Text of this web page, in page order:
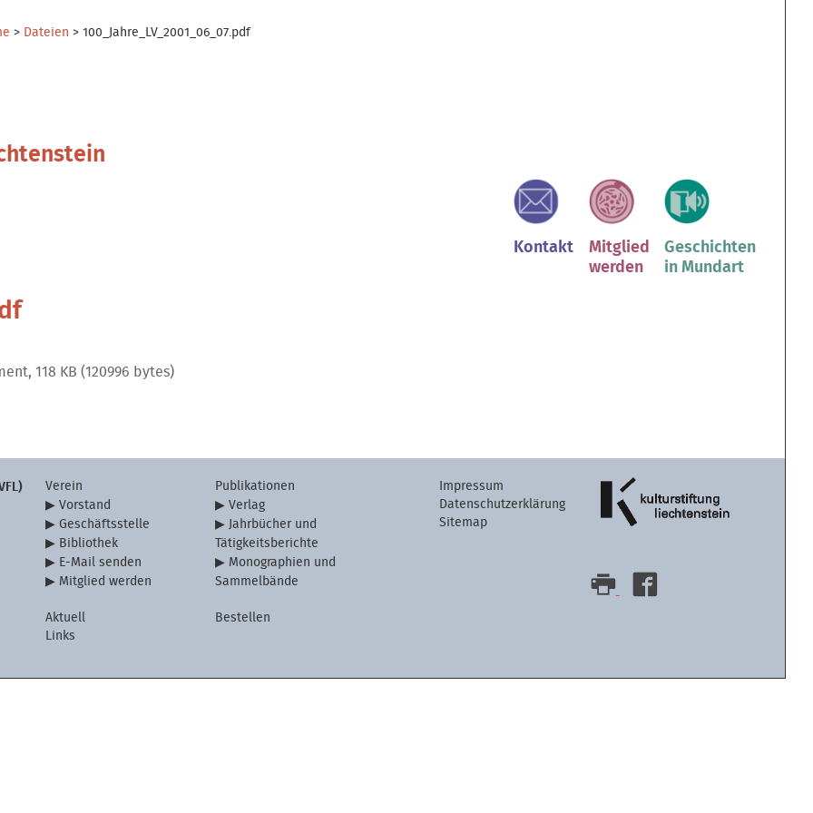
> Dateien >100_Jahre_LV_2001_06_07.pdf
Kontakt
Mitglied
werden
Geschichten
in Mundart
118 KB (120996 bytes)
Verein
Vorstand
Geschäftsstelle
Bibliothek
E-Mail senden
Mitglied werden
Aktuell
Links
Publikationen
Verlag
Jahrbücher und
Tätigkeitsberichte
Monographien und
Sammelbände
Bestellen
Impressum
Datenschutzerklärung
Sitemap